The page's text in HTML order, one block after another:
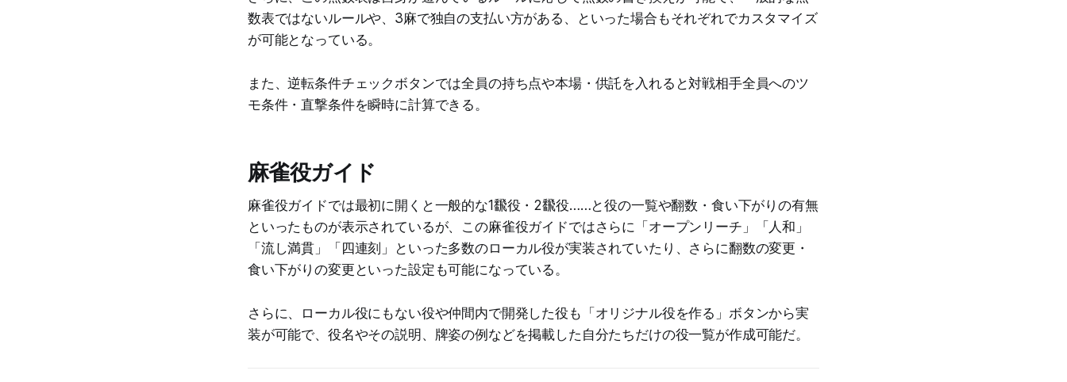
数表ではないルールや、3麻で独自の支払い方がある、といった場合もそれぞれでカスタマイズ
が可能となっている。
また、逆転条件チェックボタンでは全員の持ち点や本場・供託を入れると対戦相手全員へのツ
モ条件・直撃条件を瞬時に計算できる。
麻雀役ガイド
麻雀役ガイドでは最初に開くと一般的な1飜役・2飜役……と役の一覧や翻数・食い下がりの有無
といったものが表示されているが、この麻雀役ガイドではさらに「オープンリーチ」「人和」
「流し満貫」「四連刻」といった多数のローカル役が実装されていたり、さらに翻数の変更・
食い下がりの変更といった設定も可能になっている。
さらに、ローカル役にもない役や仲間内で開発した役も「オリジナル役を作る」ボタンから実
装が可能で、役名やその説明、牌姿の例などを掲載した自分たちだけの役一覧が作成可能だ。